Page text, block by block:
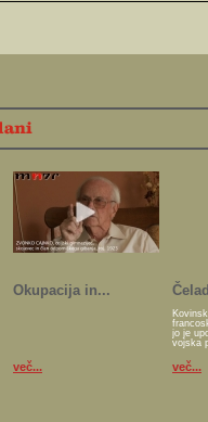
Okupacija in...
več...
jo je
vojska
več...